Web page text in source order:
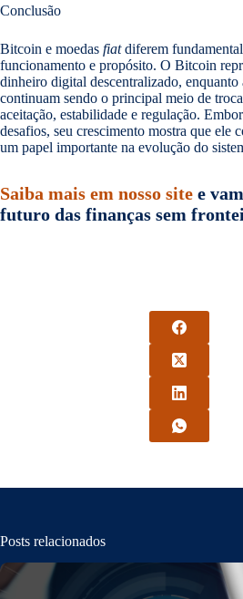
Conclusão
Bitcoin e moedas fiatdiferem
funcionamento e propósito. O Bitcoin
dinheiro digital descentralizado, enquanto
continuam sendo o principal meio de
aceitação, estabilidade e regulação.
desafios, seu crescimento mostra que ele
um papel importante na evolução do
Saiba mais em nosso site e
futuro das finanças sem
Posts relacionados